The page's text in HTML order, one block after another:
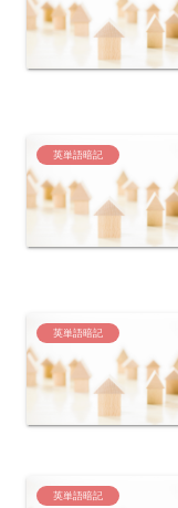
英単語暗記
英単語暗記
英単語暗記